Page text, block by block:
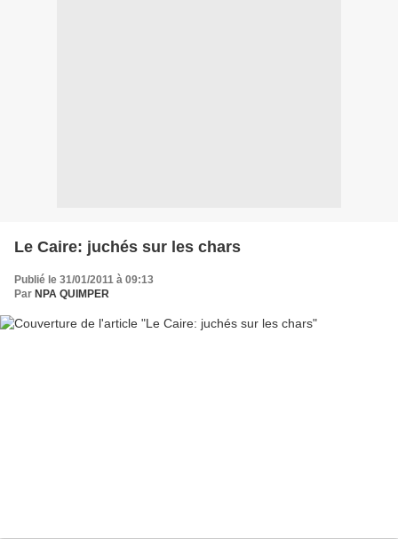
Le Caire: juchés sur les chars
Publié le 31/01/2011 à 09:13
Par NPA QUIMPER